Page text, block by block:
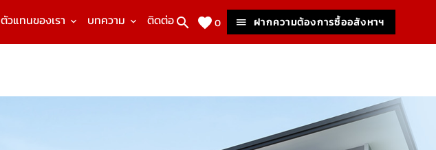
ตัวแทนของเรา บทความ ติดต่อเรา 0 ฝากความต้องการซื้ออสังหาฯ